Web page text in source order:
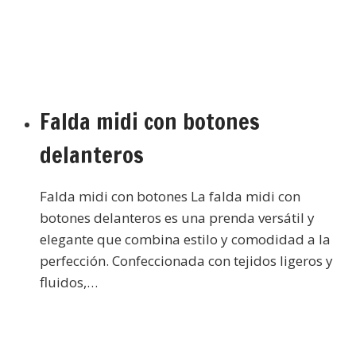
Falda midi con botones
delanteros
Falda midi con botones La falda midi con
botones delanteros es una prenda versátil y
elegante que combina estilo y comodidad a la
perfección. Confeccionada con tejidos ligeros y
fluidos,…